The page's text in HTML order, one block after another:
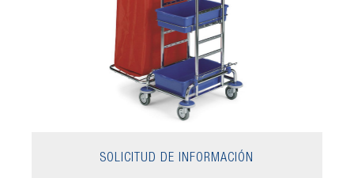
SOLICITUD DE INFORMACIÓN